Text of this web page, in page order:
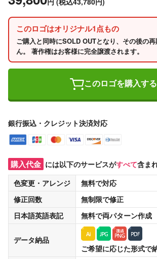
このロゴはオリジナル1点もの
ご購入と同時にSOLD OUTとなり、その後の
ん。 著作権はお客様に完全譲渡されます。
このロゴを購入する
銀行振込・クレジット決済対応
購入代金 には以下のサービスがすべて含ま
色変更・アレンジ
無料で対応
修正回数
無制限で修正
日本語英語表記
無料で両パターン作成
データ納品
ご希望に応じた形式で